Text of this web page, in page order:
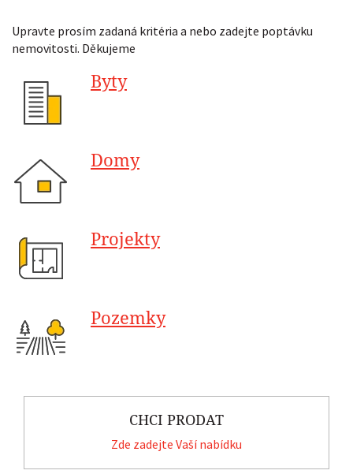
Upravte prosím zadaná kritéria a nebo zadejte poptávku
nemovitosti. Děkujeme
Byty
Domy
Projekty
Pozemky
CHCI PRODAT
Zde zadejte Vaší nabídku